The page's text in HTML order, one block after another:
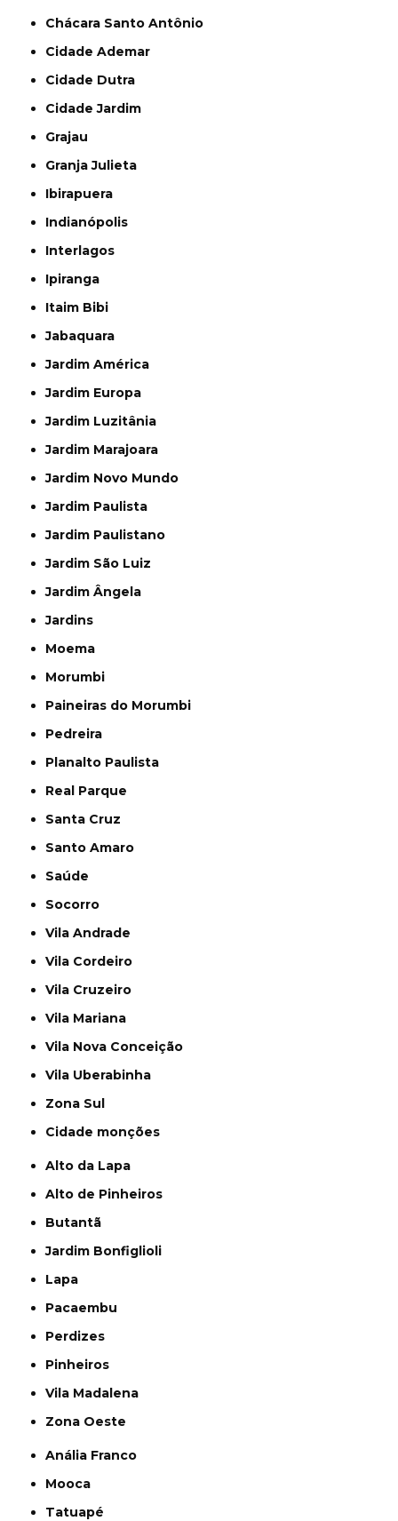
Chácara Santo Antônio
Cidade Ademar
Cidade Dutra
Cidade Jardim
Grajau
Granja Julieta
Ibirapuera
Indianópolis
Interlagos
Ipiranga
Itaim Bibi
Jabaquara
Jardim América
Jardim Europa
Jardim Luzitânia
Jardim Marajoara
Jardim Novo Mundo
Jardim Paulista
Jardim Paulistano
Jardim São Luiz
Jardim Ângela
Jardins
Moema
Morumbi
Paineiras do Morumbi
Pedreira
Planalto Paulista
Real Parque
Santa Cruz
Santo Amaro
Saúde
Socorro
Vila Andrade
Vila Cordeiro
Vila Cruzeiro
Vila Mariana
Vila Nova Conceição
Vila Uberabinha
Zona Sul
cidade monções
Alto da Lapa
Alto de Pinheiros
Butantã
Jardim Bonfiglioli
Lapa
Pacaembu
Perdizes
Pinheiros
Vila Madalena
Zona Oeste
Anália Franco
Mooca
Tatuapé